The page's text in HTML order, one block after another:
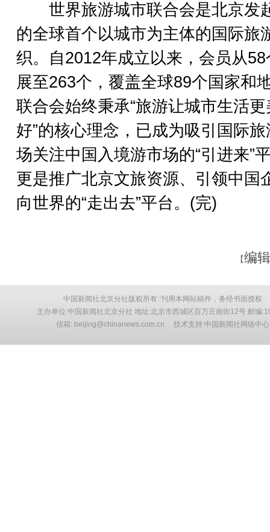
世界旅游城市联合会是北京发
的全球首个以城市为主体的国际旅
织。自2012年成立以来，会员从58
展至263个，覆盖全球89个国家和
联合会始终秉承“旅游让城市生活更
好”的核心理念，已成为吸引国际
场关注中国入境游市场的“引进来”
更是推广北京文旅资源、引领中国
向世界的“走出去”平台。(完)
【编
中国新闻社北京分社版权所有::刊用本网站稿件，务经书面授权
主办单位:中国新闻社北京分社 地址:北京市西城区百万庄南街12号 邮编
信箱: beijing@chinanews.com.cn 技术支持:中国新闻社网络中心